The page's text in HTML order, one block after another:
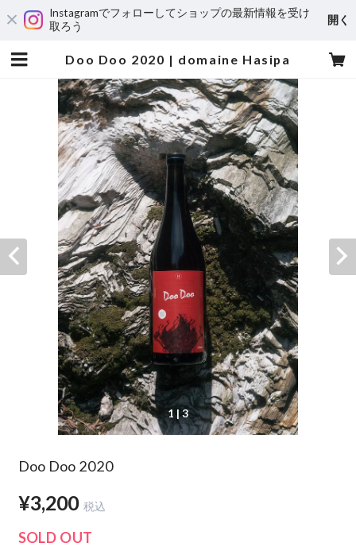
Instagramでフォローしてショップの最新情報を受け
取ろう
開く
Doo Doo 2020 | domaine Hasipa
1| 3
Doo Doo 2020
¥3,200 税込
SOLD OUT